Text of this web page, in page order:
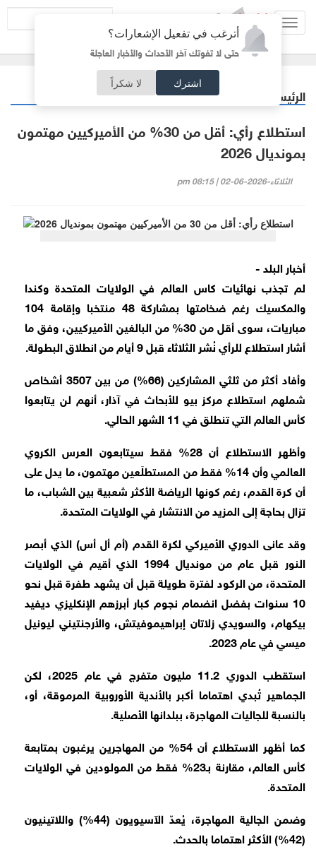
أترغب في تفعيل الإشعارات؟
حتى لا تفوتك آخر الأحداث والأخبار العاجلة
اشترك لا شكراً
الرئيسية
استطلاع رأي: أقل من 30% من الأميركيين مهتمون
بمونديال 2026
الثلاثاء-2026-06-02 | 08:15 pm
أخبار البلد -
لم تجذب نهائيات كاس العالم في الولايات المتحدة وكندا
والمكسيك رغم ضخامتها بمشاركة 48 منتخبا وإقامة 104
مباريات، سوى أقل من 30% من البالغين الأميركيين، وفق ما
أشار استطلاع للرأي نُشر الثلاثاء قبل 9 أيام من انطلاق البطولة.
وأفاد أكثر من ثلثي المشاركين (66%) من بين 3507 أشخاص
شملهم استطلاع مركز بيو للأبحاث في آذار، أنهم لن يتابعوا
كأس العالم التي تنطلق في 11 الشهر الحالي.
وأظهر الاستطلاع أن 28% فقط سيتابعون العرس الكروي
العالمي وأن 14% فقط من المستطلَعين مهتمون، ما يدل على
أن كرة القدم، رغم كونها الرياضة الأكثر شعبية بين الشباب، ما
تزال بحاجة إلى المزيد من الانتشار في الولايات المتحدة.
وقد عانى الدوري الأميركي لكرة القدم (أم أل أس) الذي أبصر
النور قبل عام من مونديال 1994 الذي أقيم في الولايات
المتحدة، من الركود لفترة طويلة قبل أن يشهد طفرة قبل نحو
10 سنوات بفضل انضمام نجوم كبار أبرزهم الإنكليزي ديفيد
بيكهام، والسويدي زلاتان إبراهيموفيتش، والأرجنتيني ليونيل
ميسي في عام 2023.
استقطب الدوري 11.2 مليون متفرج في عام 2025، لكن
الجماهير تُبدي اهتماما أكبر بالأندية الأوروبية المرموقة، أو،
بالنسبة للجاليات المهاجرة، ببلدانها الأصلية.
كما أظهر الاستطلاع أن 54% من المهاجرين يرغبون بمتابعة
كأس العالم، مقارنة بـ23% فقط من المولودين في الولايات
المتحدة.
وضمن الجالية المهاجرة، يُعدّ الآسيويون (44%) واللاتينيون
(42%) الأكثر اهتماما بالحدث.